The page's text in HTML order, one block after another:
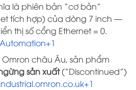
là phiên bản “cơ bản”
tích hợp) của dòng 7 inch —
thị số cổng Ethernet = 0.
Omron châu Âu, sản phẩm
sản xuất(“Discontinued”)
industrial.omron.co.uk+1